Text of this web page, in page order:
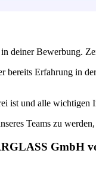
deiner Bewerbung.
bereits Erfahrung in
ist und alle
Teams zu
GmbH